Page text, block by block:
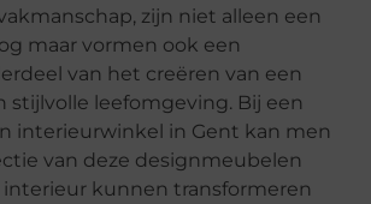
zijn niet alleen een
maar vormen ook een
van het creëren van een
stijlvolle leefomgeving. Bij een
interieurwinkel in Gent kan men
van deze designmeubelen
interieur kunnen transformeren